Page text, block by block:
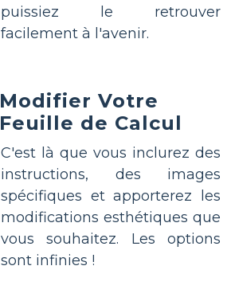
puissiez le retrouver
facilement à l'avenir.
Modifier Votre
Feuille de Calcul
C'est là que vous inclurez des
instructions, des images
spécifiques et apporterez les
modifications esthétiques que
vous souhaitez. Les options
sont infinies !